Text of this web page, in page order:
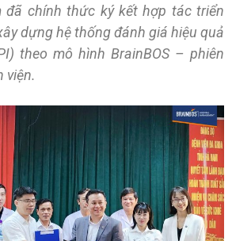
đã chính thức ký kết hợp tác triển
dựng hệ thống đánh giá hiệu quả
theo mô hình BrainBOS – phiên
viện.